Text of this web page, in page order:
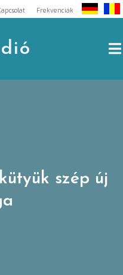
Frekvenciák
szép új